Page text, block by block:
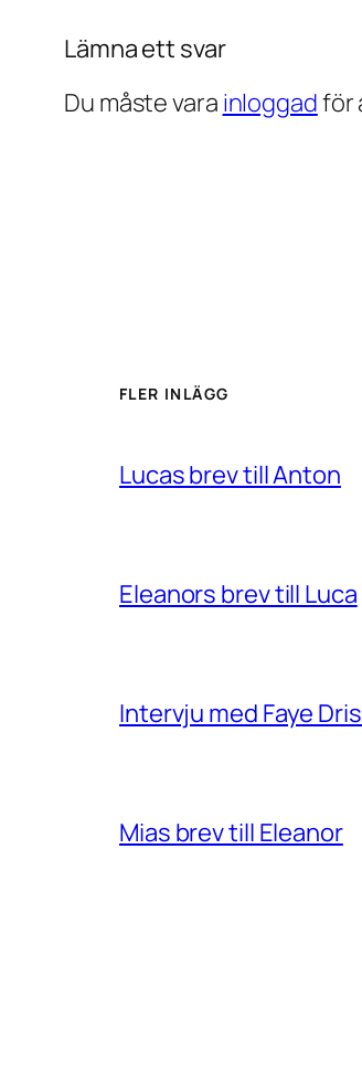
Lämna ett svar
Du måste vara inloggadför
FLER INLÄGG
Lucas brev till Anton
Eleanors brev till Luca
Intervju med Faye
Mias brev till Eleanor